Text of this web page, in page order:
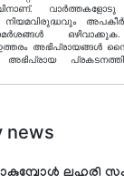
വാര്‍ത്തകളോടു
അഭിപ്രായങ്ങള്‍
അഭിപ്രായ
news
ലഹരി